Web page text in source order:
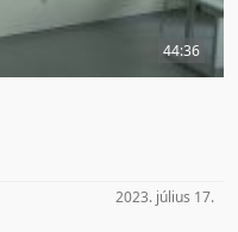
44:36
2023. július 17.